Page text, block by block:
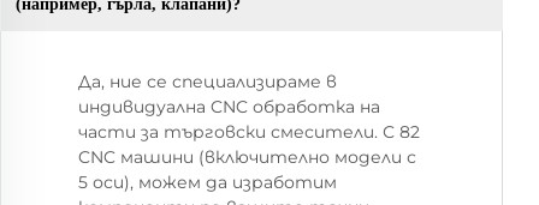
(например, гърла, клапани)?
Да, ние се специализираме в
индивидуална CNC обработка на
части за търговски смесители. С 82
CNC машини (включително модели с
5 оси), можем да изработим